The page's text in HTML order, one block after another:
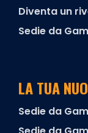
Diventa un
Sedie da
LA TUA
Sedie da